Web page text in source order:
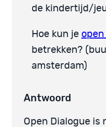
de kindertijd/
Hoe kun je
betrekken?
amsterdam)
Antwoord
Open Dialogue is